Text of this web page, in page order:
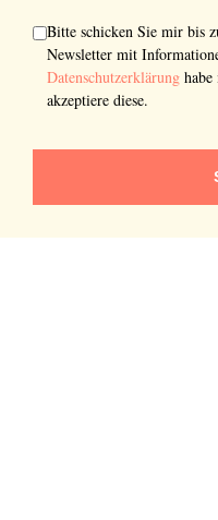
Bitte schicken Sie mir bis
Newsletter mit
Datenschutzerklärung
akzeptiere diese.